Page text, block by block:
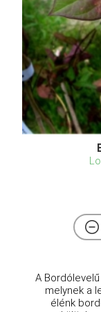
A
melynek a
élénk